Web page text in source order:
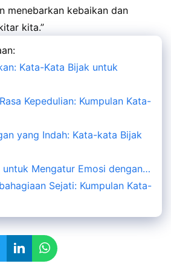
menebarkan kebaikan dan
kita.”
Kata-Kata Bijak untuk
Kepedulian: Kumpulan Kata-
yang Indah: Kata-kata Bijak
untuk Mengatur Emosi dengan…
Sejati: Kumpulan Kata-